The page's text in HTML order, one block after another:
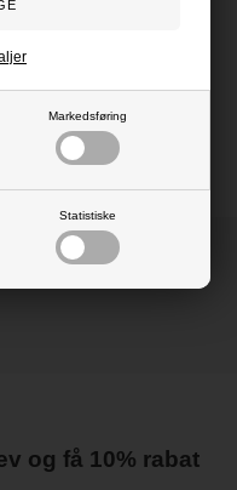
Markedsføring
Statistiske
alle slags fester som
og få 10% rabat